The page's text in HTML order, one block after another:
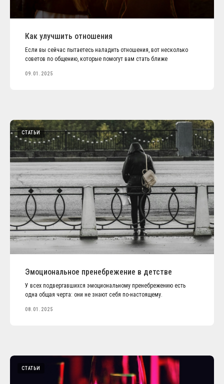
Как улучшить отношения
Если вы сейчас пытаетесь наладить отношения, вот несколько
советов по общению, которые помогут вам стать ближе
09.01.2025
СТАТЬИ
Эмоциональное пренебрежение в детстве
У всех подвергавшихся эмоциональному пренебрежению есть
одна общая черта: они не знают себя по-настоящему.
08.01.2025
СТАТЬИ